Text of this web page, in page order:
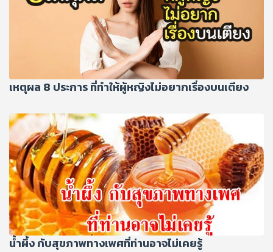
เหตุผล 8 ประการ ที่ทำให้ผู้หญิงไม่อยากเรื่องบนเตียง
น้ำผึ้ง กับสุขภาพทางเพศที่ท่านอาจไม่เคยรู้